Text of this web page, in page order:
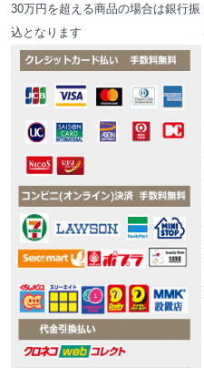
30万円を超える商品の場合は銀行振
込となります